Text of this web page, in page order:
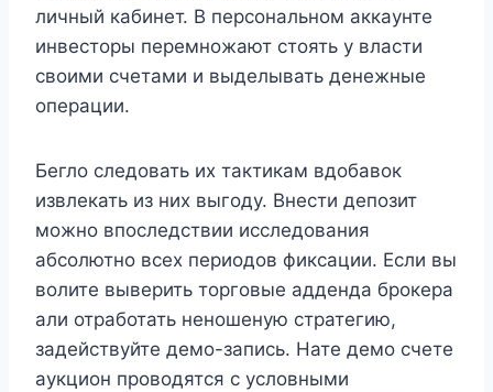
личный кабинет. В персональном аккаунте
инвесторы перемножают стоять у власти
своими счетами и выделывать денежные
операции.
Бегло следовать их тактикам вдобавок
извлекать из них выгоду. Внести депозит
можно впоследствии исследования
абсолютно всех периодов фиксации. Если вы
волите выверить торговые адденда брокера
али отработать неношеную стратегию,
задействуйте демо-запись. Нате демо счете
аукцион проводятся с условными